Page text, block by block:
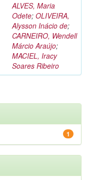
ALVES, Maria
Odete; OLIVEIRA,
Alysson Inácio de;
CARNEIRO, Wendell
Márcio Araújo;
MACIEL, Iracy
Soares Ribeiro
1